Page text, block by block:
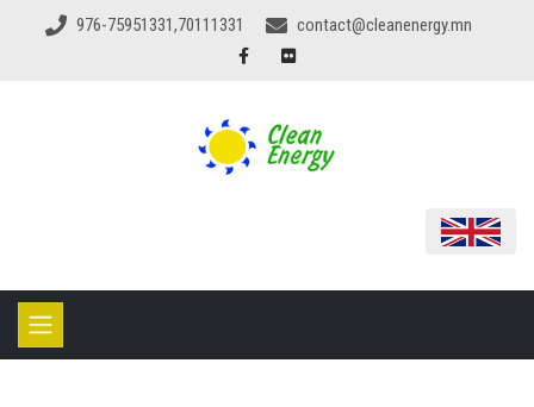
976-75951331,70111331 contact@cleanenergy.mn